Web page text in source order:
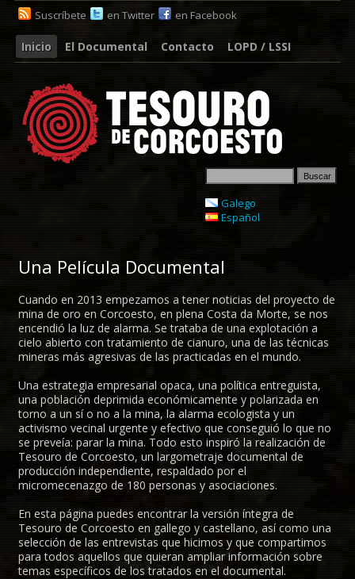
Suscríbete en Twitter en Facebook
Inicio El Documental Contacto LOPD / LSSI
Galego
Español
Una Película Documental
Cuando en 2013 empezamos a tener noticias del proyecto de
mina de oro en Corcoesto, en plena Costa da Morte, se nos
encendió la luz de alarma. Se trataba de una explotación a
cielo abierto con tratamiento de cianuro, una de las técnicas
mineras más agresivas de las practicadas en el mundo.
Una estrategia empresarial opaca, una política entreguista,
una población deprimida económicamente y polarizada en
torno a un sí o no a la mina, la alarma ecologista y un
activismo vecinal urgente y efectivo que conseguió lo que no
se preveía: parar la mina. Todo esto inspiró la realización de
Tesouro de Corcoesto, un largometraje documental de
producción independiente, respaldado por el
micromecenazgo de 180 personas y asociaciones.
En esta página puedes encontrar la versión íntegra de
Tesouro de Corcoesto en gallego y castellano, así como una
selección de las entrevistas que hicimos y que compartimos
para todos aquellos que quieran ampliar información sobre
temas específicos de los tratados en el documental.